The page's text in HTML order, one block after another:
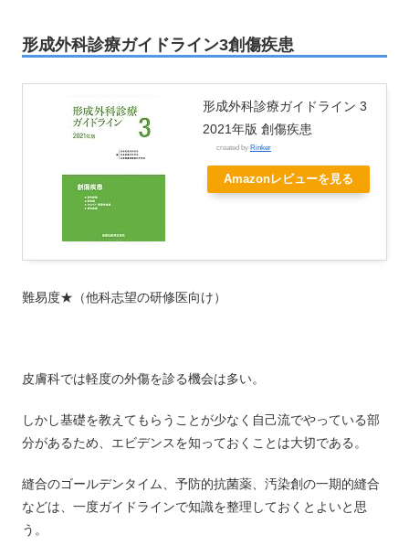
形成外科診療ガイドライン3創傷疾患
形成外科診療ガイドライン 3
2021年版 創傷疾患
created by Rinker
Amazonレビューを見る
難易度★（他科志望の研修医向け）
皮膚科では軽度の外傷を診る機会は多い。
しかし基礎を教えてもらうことが少なく自己流でやっている部
分があるため、エビデンスを知っておくことは大切である。
縫合のゴールデンタイム、予防的抗菌薬、汚染創の一期的縫合
などは、一度ガイドラインで知識を整理しておくとよいと思
う。